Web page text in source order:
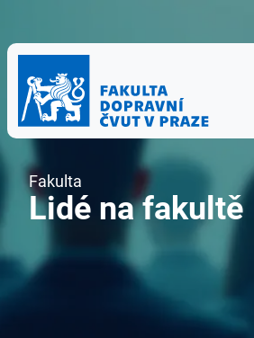
Fakulta
Lidé na fakultě